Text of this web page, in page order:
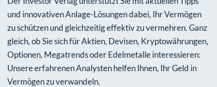
und innovativen Anlage-Lösungen dabei, Ihr Vermögen
zu schützen und gleichzeitig effektiv zu vermehren. Ganz
gleich, ob Sie sich für Aktien, Devisen, Kryptowährungen,
Optionen, Megatrends oder Edelmetalle interessieren:
Unsere erfahrenen Analysten helfen Ihnen, Ihr Geld in
Vermögen zu verwandeln.